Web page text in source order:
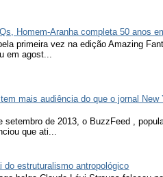
Homem-Aranha completa 50 anos
primeira vez na edição Amazing
em agost...
mais audiência do que o jornal
setembro de 2013, o BuzzFeed ,
que ati...
do estruturalismo antropológico